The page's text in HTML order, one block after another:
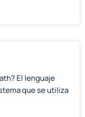
El lenguaje
que se utiliza